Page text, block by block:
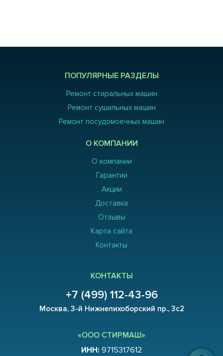
ПОПУЛЯРНЫЕ РАЗДЕЛЫ
Ремонт стиральных машин
Ремонт сушильных машин
Ремонт посудомоечных машин
О КОМПАНИИ
О компании
Гарантии
Акции
Доставка
Отзывы
Карта сайта
Контакты
КОНТАКТЫ
+7 (499) 112-43-96
Москва, 3-й Нижнелихоборский пр., 3с2
«ООО СТИРМАШ»
ИНН: 9715317612